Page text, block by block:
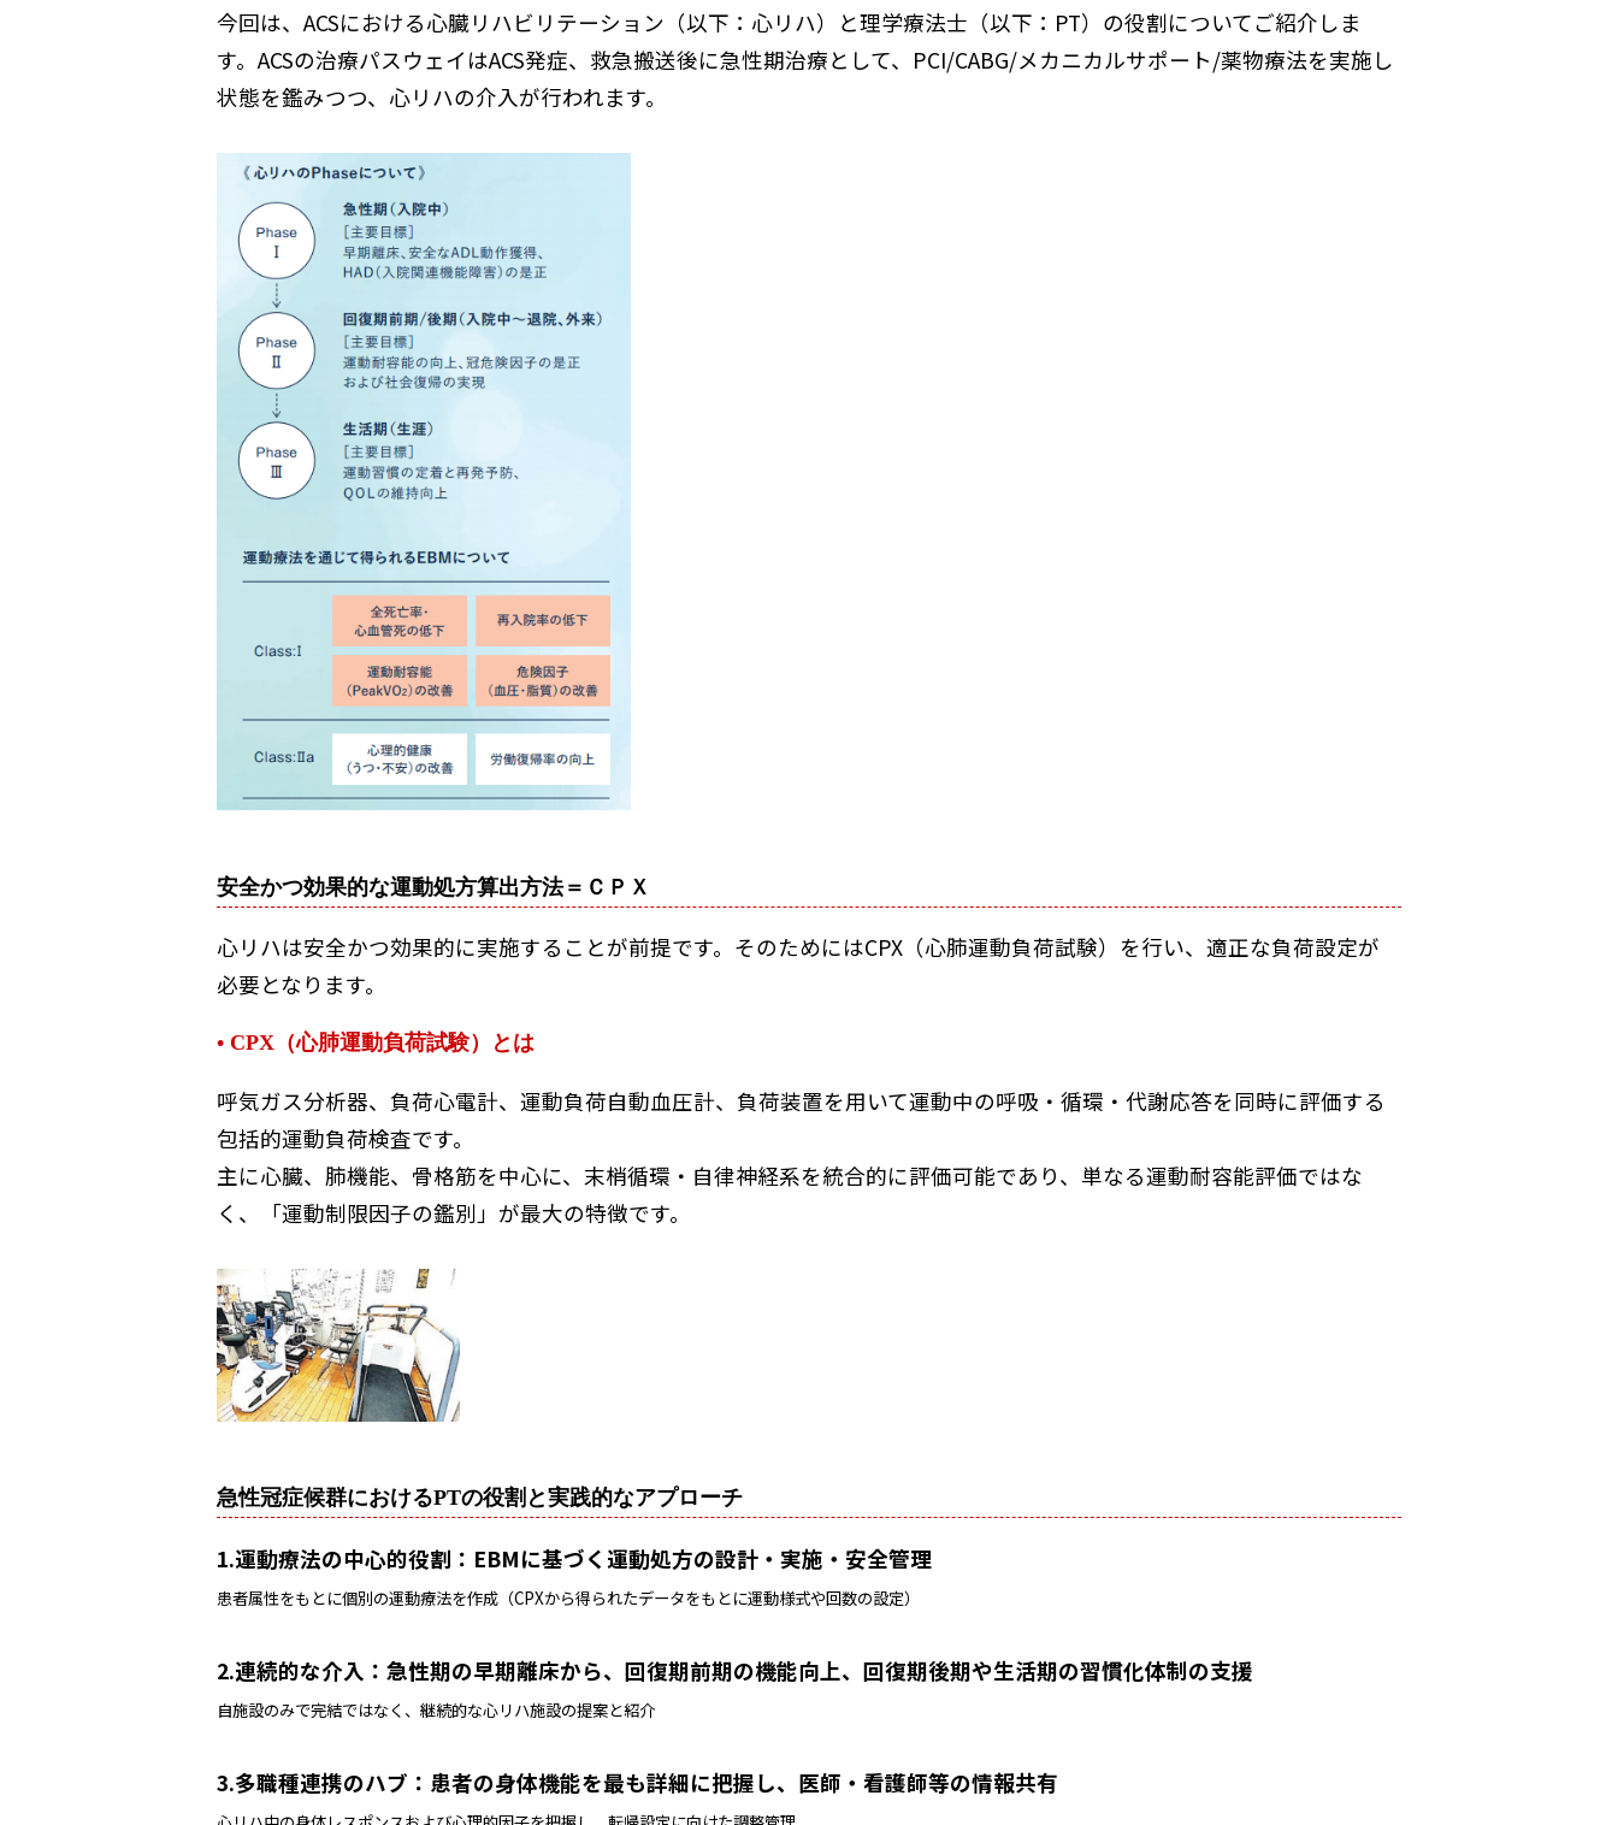
今回は、ACSにおける心臓リハビリテーション（以下：心リハ）と理学療法士（以下：PT）の役割についてご紹介しま
す。ACSの治療パスウェイはACS発症、救急搬送後に急性期治療として、PCI/CABG/メカニカルサポート/薬物療法を実施し
状態を鑑みつつ、心リハの介入が行われます。
安全かつ効果的な運動処方算出方法＝ＣＰＸ
心リハは安全かつ効果的に実施することが前提です。そのためにはCPX（心肺運動負荷試験）を行い、適正な負荷設定が
必要となります。
• CPX（心肺運動負荷試験）とは
呼気ガス分析器、負荷心電計、運動負荷自動血圧計、負荷装置を用いて運動中の呼吸・循環・代謝応答を同時に評価する
包括的運動負荷検査です。
主に心臓、肺機能、骨格筋を中心に、末梢循環・自律神経系を統合的に評価可能であり、単なる運動耐容能評価ではな
く、「運動制限因子の鑑別」が最大の特徴です。
急性冠症候群におけるPTの役割と実践的なアプローチ
1.運動療法の中心的役割：EBMに基づく運動処方の設計・実施・安全管理
患者属性をもとに個別の運動療法を作成（CPXから得られたデータをもとに運動様式や回数の設定）
2.連続的な介入：急性期の早期離床から、回復期前期の機能向上、回復期後期や生活期の習慣化体制の支援
自施設のみで完結ではなく、継続的な心リハ施設の提案と紹介
3.多職種連携のハブ：患者の身体機能を最も詳細に把握し、医師・看護師等の情報共有